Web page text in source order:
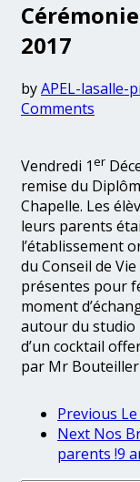
2017
byAPEL-lasalle-
Comments
Vendredi 1er
remise du
Chapelle. Les
leurs parents
l’établissement
du Conseil de
présentes pour
moment
autour du studio
d’un cocktail
par Mr Bouteiller
Previous
Next Nos
parents !9